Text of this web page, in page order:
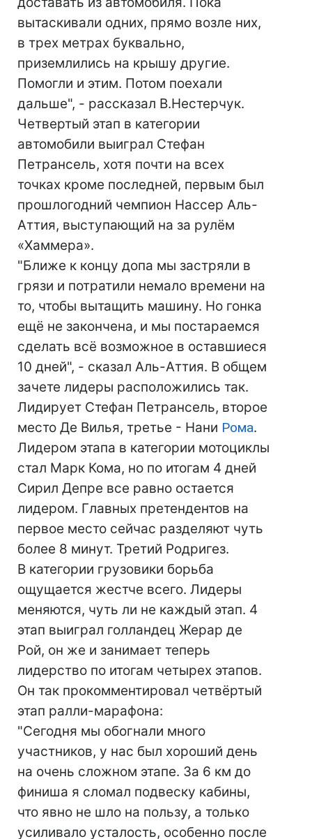
вытаскивали одних, прямо возле них,
в трех метрах буквально,
приземлились на крышу другие.
Помогли и этим. Потом поехали
дальше", - рассказал В.Нестерчук.
Четвертый этап в категории
автомобили выиграл Стефан
Петрансель, хотя почти на всех
точках кроме последней, первым был
прошлогодний чемпион Нассер Аль-
Аттия, выступающий на за рулём
«Хаммера».
"Ближе к концу допа мы застряли в
грязи и потратили немало времени на
то, чтобы вытащить машину. Но гонка
ещё не закончена, и мы постараемся
сделать всё возможное в оставшиеся
10 дней", - сказал Аль-Аттия. В общем
зачете лидеры расположились так.
Лидирует Стефан Петрансель, второе
место Де Вилья, третье - Нани Рома.
Лидером этапа в категории мотоциклы
стал Марк Кома, но по итогам 4 дней
Сирил Депре все равно остается
лидером. Главных претендентов на
первое место сейчас разделяют чуть
более 8 минут. Третий Родригез.
В категории грузовики борьба
ощущается жестче всего. Лидеры
меняются, чуть ли не каждый этап. 4
этап выиграл голландец Жерар де
Рой, он же и занимает теперь
лидерство по итогам четырех этапов.
Он так прокомментировал четвёртый
этап ралли-марафона:
"Сегодня мы обогнали много
участников, у нас был хороший день
на очень сложном этапе. За 6 км до
финиша я сломал подвеску кабины,
что явно не шло на пользу, а только
усиливало усталость, особенно после